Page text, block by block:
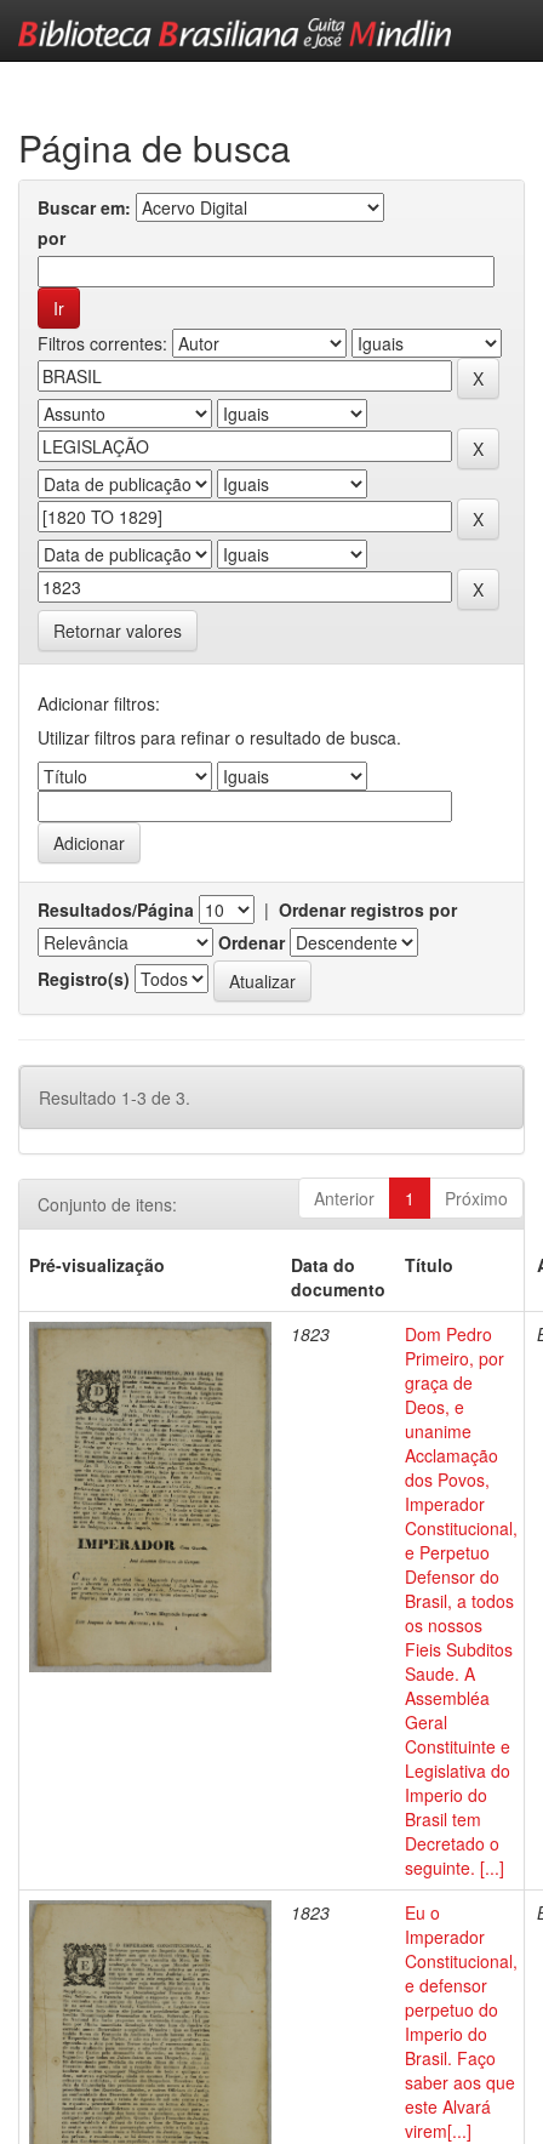
Página de busca
Buscar em:
por
Filtros correntes:
Retornar valores
Adicionar filtros:
Utilizar filtros para refinar o resultado de busca.
Resultados/Página | Ordenar registros por
Ordenar
Registro(s)
Resultado 1-3 de 3.
Anterior 1 Próximo
Conjunto de itens:
Pré-visualização
Data do
documento
Título
1823
Dom Pedro
Primeiro, por
graça de
Deos, e
unanime
Acclamação
dos Povos,
Imperador
Constitucional,
e Perpetuo
Defensor do
Brasil, a todos
os nossos
Fieis Subditos
Saude. A
Assembléa
Geral
Constituinte e
Legislativa do
Imperio do
Brasil tem
Decretado o
seguinte. [...]
1823
Eu o
Imperador
Constitucional,
e defensor
perpetuo do
Imperio do
Brasil. Faço
saber aos que
este Alvará
virem[...]